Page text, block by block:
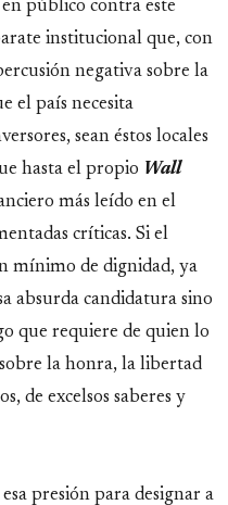
público contra este
institucional que, con
negativa sobre la
el país necesita
sean éstos locales
hasta el propio Wall
más leído en el
críticas. Si el
mínimo de dignidad, ya
absurda candidatura sino
que requiere de quien lo
la honra, la libertad
de excelsos saberes y
presión para designar a